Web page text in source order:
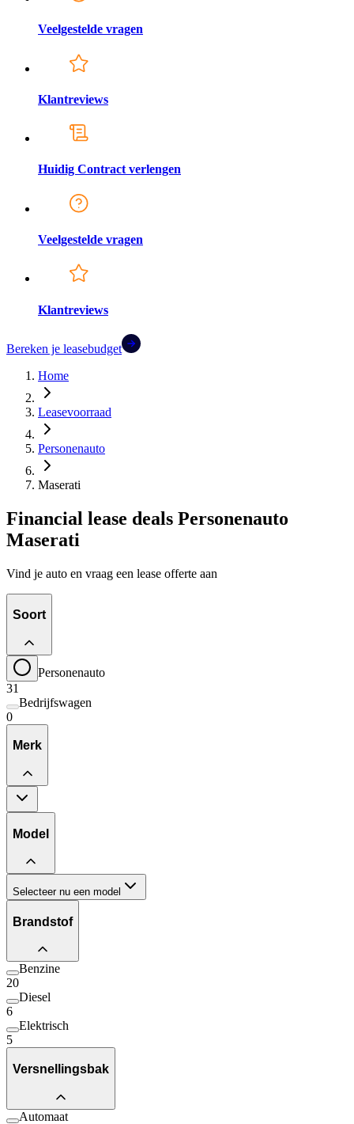
Veelgestelde vragen
Klantreviews
Huidig Contract verlengen
Veelgestelde vragen
Klantreviews
Bereken je leasebudget
Home
Leasevoorraad
Personenauto
Maserati
Financial lease deals Personenauto
Maserati
Vind je auto en vraag een lease offerte aan
Soort
Personenauto
31
Bedrijfswagen
0
Merk
Model
Selecteer nu een model
Brandstof
Benzine
20
Diesel
6
Elektrisch
5
Versnellingsbak
Automaat